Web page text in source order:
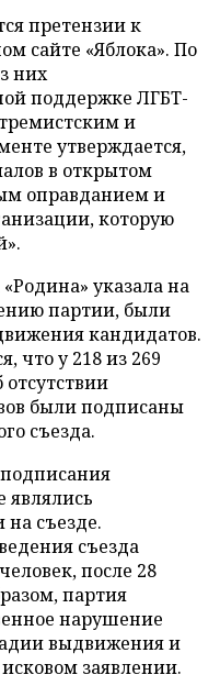
претензии к
сайте «Яблока». По
них
поддержке ЛГБТ-
и
утверждается,
в открытом
оправданием и
которую
указала на
партии, были
кандидатов.
что у 218 из 269
были подписаны
съезда.
являлись
съезде.
съезда
после 28
партия
нарушение
выдвижения и
заявлении.